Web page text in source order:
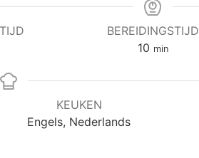
BEREIDINGSTIJD
10 min
KEUKEN
Engels, Nederlands